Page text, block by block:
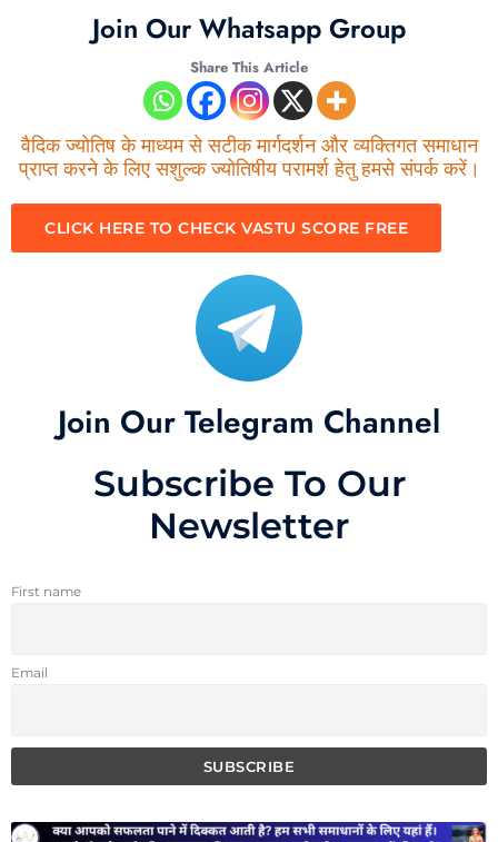
Join Our Whatsapp Group
Share This Article
वैदिक ज्योतिष के माध्यम से सटीक मार्गदर्शन और व्यक्तिगत समाधान
प्राप्त करने के लिए सशुल्क ज्योतिषीय परामर्श हेतु हमसे संपर्क करें।
CLICK HERE TO CHECK VASTU SCORE FREE
Join Our Telegram Channel
Subscribe To Our
Newsletter
First name
Email